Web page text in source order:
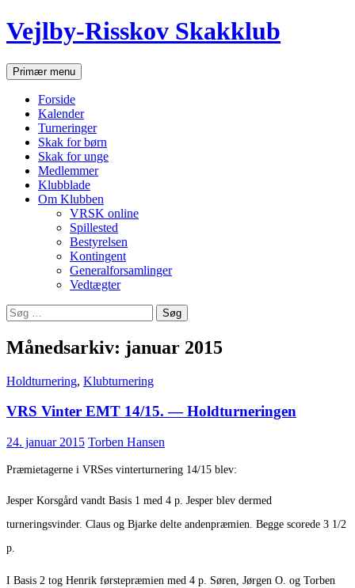
Hop
til
Vejlby-Risskov Skakklub
SøgPrimær menu
Forside
Kalender
Turneringer
Skak for børn
Skak for unge
Medlemmer
Klubblade
Om Klubben
VRSK online
Spillested
Bestyrelsen
Kontingent
Generalforsamlinger
Vedtægter
Søg
efter:
Månedsarkiv: januar 2015
Holdturnering, Klubturnering
VRS Vinter EMT 14/15. — Holdturneringen
24. januar 2015 Torben Hansen
Præmietagerne i VRSes vinterturnering 14/15 blev:
Jesper Korsgård vandt Basis 1 med 4 p. Jesper blev dermed
turneringsvinder. Claus og Bjarke delte andenpræmien. Begge scorede 3 1/2
p.
I Basis 2 tog Henrik førstepræmien med 4 p. Søren, Jørgen O. og Torben